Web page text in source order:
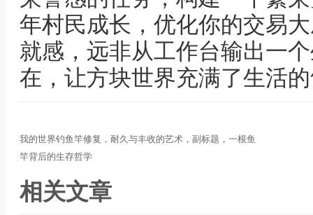
年村民成长，优化你的交易
就感，远非从工作台输出一
在，让方块世界充满了生活
我的世界钓鱼竿修复，耐久与丰收的艺术，副标题，一根鱼
竿背后的生存哲学
相关文章